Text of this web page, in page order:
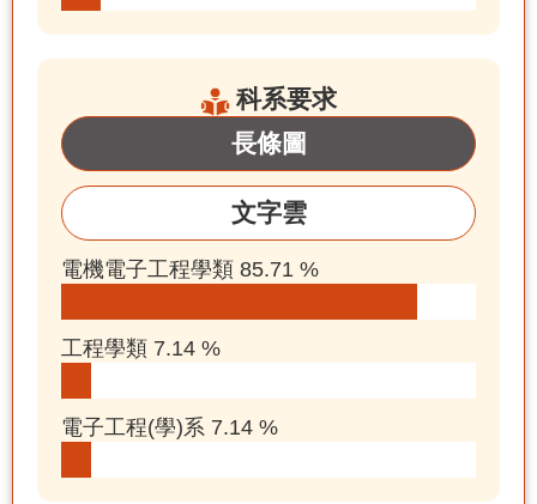
科系要求
長條圖
文字雲
電機電子工程學類 85.71 %
工程學類 7.14 %
電子工程(學)系 7.14 %